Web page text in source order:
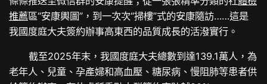
推薦區“安康輿圖”，到一次次“掃樓”式的安康隨訪……這是
我國度庭大夫簽約辦事高東西的品質成長的活潑實行。
截至2025年末，我國度庭大夫總數到達139.1萬人，為
老年人、兒童、孕產婦和高血壓、糖尿病、慢阻肺等患者供